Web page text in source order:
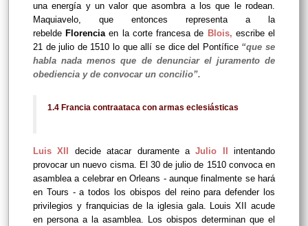
una energía y un valor que asombra a los que le rodean.
Maquiavelo, que entonces representa a la
rebelde Florenciaen la corte francesa de Blois, escribe el
21 de julio de 1510 lo que allí se dice del Pontífice “que se
habla nada menos que de denunciar el juramento de
obediencia y de convocar un concilio”.
1.4 Francia contraataca con armas eclesiásticas
Luis XII decide atacar duramente aJulio II
intentando
provocar un nuevo cisma. El 30 de julio de 1510 convoca en
asamblea a celebrar en Orleans - aunque finalmente se hará
en Tours - a todos los obispos del reino para defender los
privilegios y franquicias de la iglesia gala. Louis XII acude
en persona a la asamblea. Los obispos determinan que el